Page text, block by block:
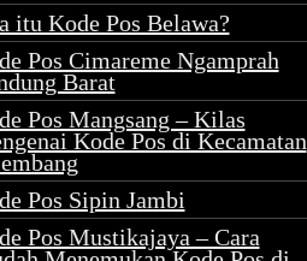
itu Kode Pos Belawa?
Pos Cimareme Ngamprah
Barat
Pos Mangsang – Kilas
Kode Pos di Kecamatan
Pos Sipin Jambi
Pos Mustikajaya – Cara